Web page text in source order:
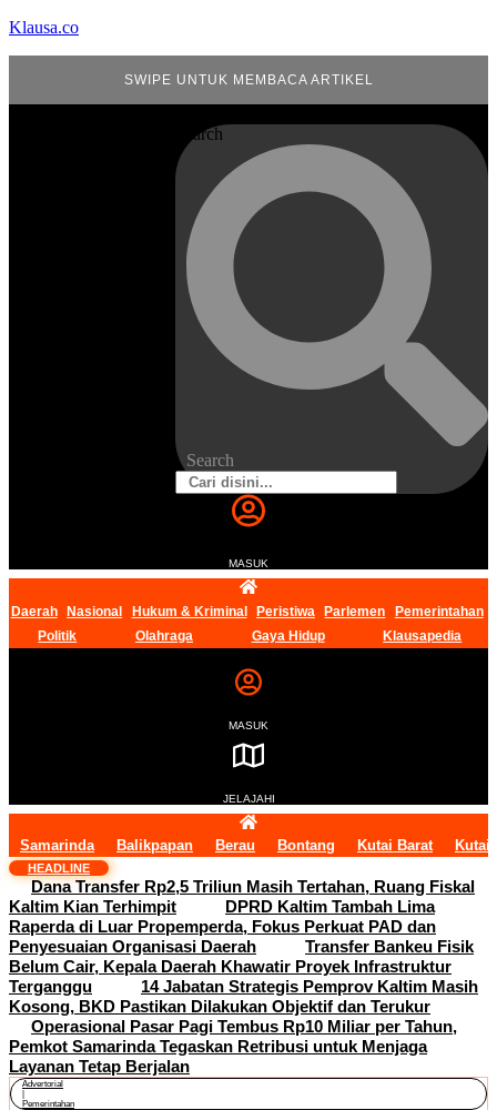
Klausa.co
SWIPE UNTUK MEMBACA ARTIKEL
Search
Search
MASUK
Daerah Nasional Hukum & Kriminal Peristiwa Parlemen
Pemerintahan
Politik
Olahraga Gaya Hidup Klausapedia
MASUK
JELAJAHI
Samarinda Balikpapan Berau Bontang Kutai Barat Kutai
HEADLINE
Dana Transfer Rp2,5 Triliun Masih Tertahan, Ruang Fiskal
Kaltim Kian Terhimpit
DPRD Kaltim Tambah Lima
Raperda di Luar Propemperda, Fokus Perkuat PAD dan
Penyesuaian Organisasi Daerah
Transfer Bankeu Fisik
Belum Cair, Kepala Daerah Khawatir Proyek Infrastruktur
Terganggu
14 Jabatan Strategis Pemprov Kaltim Masih
Kosong, BKD Pastikan Dilakukan Objektif dan Terukur
Operasional Pasar Pagi Tembus Rp10 Miliar per Tahun,
Pemkot Samarinda Tegaskan Retribusi untuk Menjaga
Layanan Tetap Berjalan
Advertorial
Pemerintahan